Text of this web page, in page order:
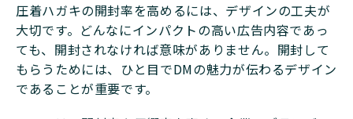
圧着ハガキの開封率を高めるには、デザインの工夫が
大切です。どんなにインパクトの高い広告内容であっ
ても、開封されなければ意味がありません。開封して
もらうためには、ひと目でDMの魅力が伝わるデザイン
であることが重要です。